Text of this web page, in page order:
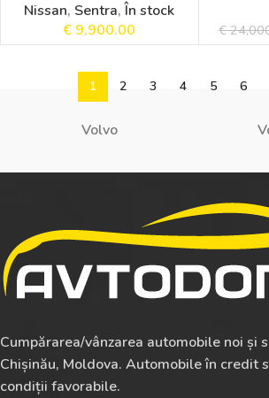
Nissan, Sentra,În stock
€ 9,900.00 €
1 2 3 4 5 6
Volvo
Cumpărarea/vânzarea automobile noi și
Chișinău, Moldova. Automobile în credit
condiții favorabile.